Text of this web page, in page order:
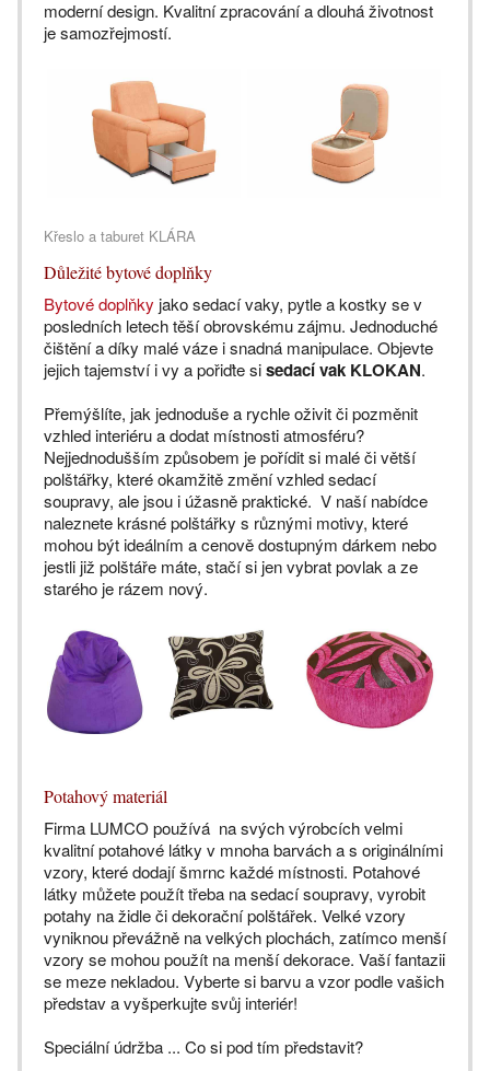
moderní design. Kvalitní zpracování a dlouhá životnost
je samozřejmostí.
Křeslo a taburet KLÁRA
Důležité bytové doplňky
Bytové doplňky jako sedací vaky, pytle a kostky se v
posledních letech těší obrovskému zájmu. Jednoduché
čištění a díky malé váze i snadná manipulace. Objevte
jejich tajemství i vy a pořiďte sisedací vak KLOKAN.
Přemýšlíte, jak jednoduše a rychle oživit či pozměnit
vzhled interiéru a dodat místnosti atmosféru?
Nejjednodušším způsobem je pořídit si malé či větší
polštářky, které okamžitě změní vzhled sedací
soupravy, ale jsou i úžasně praktické. V naší nabídce
naleznete krásné polštářky s různými motivy, které
mohou být ideálním a cenově dostupným dárkem nebo
jestli již polštáře máte, stačí si jen vybrat povlak a ze
starého je rázem nový.
Potahový materiál
Firma LUMCO používá na svých výrobcích velmi
kvalitní potahové látky v mnoha barvách a s originálními
vzory, které dodají šmrnc každé místnosti. Potahové
látky můžete použít třeba na sedací soupravy, vyrobit
potahy na židle či dekorační polštářek. Velké vzory
vyniknou převážně na velkých plochách, zatímco menší
vzory se mohou použít na menší dekorace. Vaší fantazii
se meze nekladou. Vyberte si barvu a vzor podle vašich
představ a vyšperkujte svůj interiér!
Speciální údržba ... Co si pod tím představit?